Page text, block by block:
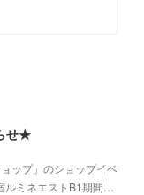
せ★
ップ」のショップイベ
ミネエストB1期間…